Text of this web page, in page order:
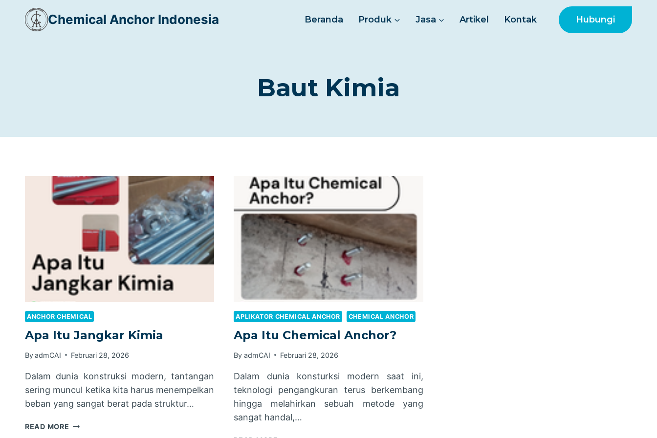
content
Chemical Anchor Indonesia Beranda Produk Jasa Artikel Kontak Hubungi
Baut Kimia
ANCHOR CHEMICAL
Apa Itu Jangkar Kimia
ByadmCAI Februari 28, 2026
Dalam dunia konstruksi modern, tantangan
sering muncul ketika kita harus menempelkan
beban yang sangat berat pada struktur…
READ MORE APA
APLIKATOR CHEMICAL ANCHOR CHEMICAL ANCHOR
Apa Itu Chemical Anchor?
By admCAI Februari 28, 2026
Dalam dunia konsturksi modern saat ini,
teknologi pengangkuran terus berkembang
hingga melahirkan sebuah metode yang
sangat handal,…